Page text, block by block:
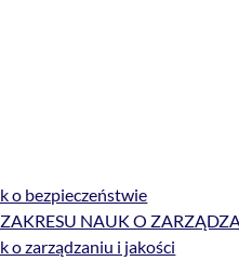
o bezpieczeństwie
NAUK O
o zarządzaniu i jakości